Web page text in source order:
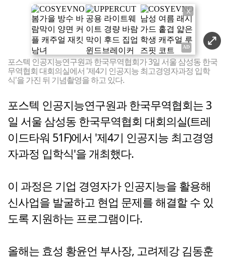
X
포스텍 인공지능연구원과 한국무역협회가 3일 서울 삼성동 한국
무역협회 대회의실에서 '제4기 인공지능 최고경영자과정 입학
식'을 가진 뒤 기념촬영을 하고 있다.
포스텍 인공지능연구원과 한국무역협회는 3
일 서울 삼성동 한국무역협회 대회의실(트레
이드타워 51F)에서 '제4기 인공지능 최고경영
자과정 입학식'을 개최했다.
이 과정은 기업 경영자가 인공지능을 활용해
신사업을 발굴하고 현업 문제를 해결할 수 있
도록 지원하는 프로그램이다.
올해는 효성 황윤언 부사장, 고려제강 김동훈